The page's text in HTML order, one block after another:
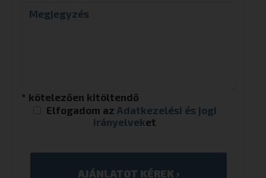
* kötelezően kitöltendő
Elfogadom az Adatkezelési és jogi
irányelveket